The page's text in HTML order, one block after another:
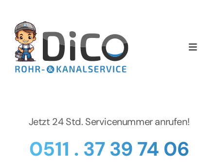
springen
Toggle
Home
Jetzt 24 Std. Servicenummer anrufen!
0511 . 37 39 74 06